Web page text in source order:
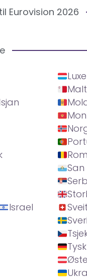
Eurovision 2026
Israel